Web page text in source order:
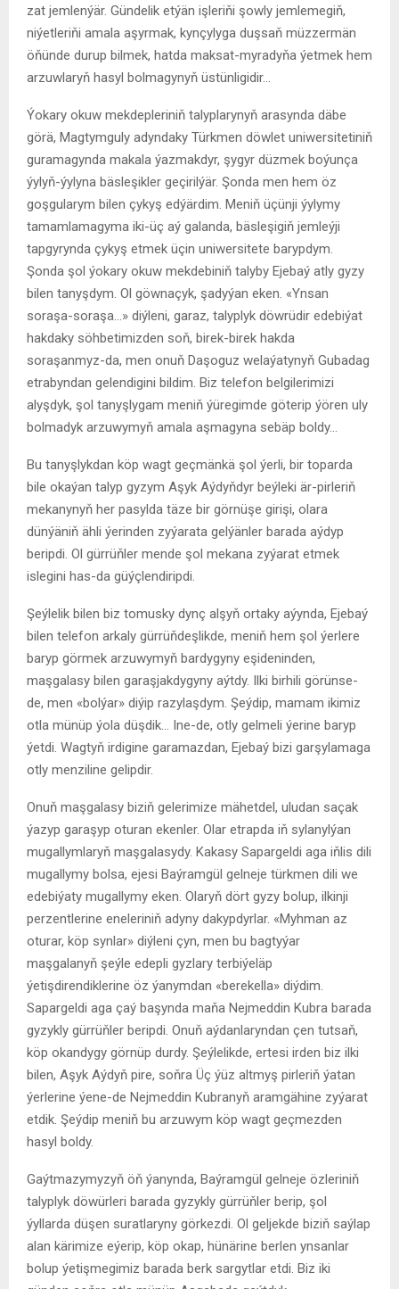
zat jemlenýär. Gündelik etýän işleriňi şowly jemlemegiň,
niýetleriňi amala aşyrmak, kynçylyga duşsaň müzzermän
öňünde durup bilmek, hatda maksat-myradyňa ýetmek hem
arzuwlaryň hasyl bolmagynyň üstünligidir…
Ýokary okuw mekdepleriniň talyplarynyň arasynda däbe
görä, Magtymguly adyndaky Türkmen döwlet uniwersitetiniň
guramagynda makala ýazmakdyr, şygyr düzmek boýunça
ýylyň-ýylyna bäsleşikler geçirilýär. Şonda men hem öz
goşgularym bilen çykyş edýärdim. Meniň üçünji ýylymy
tamamlamagyma iki-üç aý galanda, bäsleşigiň jemleýji
tapgyrynda çykyş etmek üçin uniwersitete barypdym.
Şonda şol ýokary okuw mekdebiniň talyby Ejebaý atly gyzy
bilen tanyşdym. Ol göwnaçyk, şadyýan eken. «Ynsan
soraşa-soraşa…» diýleni, garaz, talyplyk döwrüdir edebiýat
hakdaky söhbetimizden soň, birek-birek hakda
soraşanmyz-da, men onuň Daşoguz welaýatynyň Gubadag
etrabyndan gelendigini bildim. Biz telefon belgilerimizi
alyşdyk, şol tanyşlygam meniň ýüregimde göterip ýören uly
bolmadyk arzuwymyň amala aşmagyna sebäp boldy…
Bu tanyşlykdan köp wagt geçmänkä şol ýerli, bir toparda
bile okaýan talyp gyzym Aşyk Aýdyňdyr beýleki är-pirleriň
mekanynyň her pasylda täze bir görnüşe girişi, olara
dünýäniň ähli ýerinden zyýarata gelýänler barada aýdyp
beripdi. Ol gürrüňler mende şol mekana zyýarat etmek
islegini has-da güýçlendiripdi.
Şeýlelik bilen biz tomusky dynç alşyň ortaky aýynda, Ejebaý
bilen telefon arkaly gürrüňdeşlikde, meniň hem şol ýerlere
baryp görmek arzuwymyň bardygyny eşideninden,
maşgalasy bilen garaşjakdygyny aýtdy. Ilki birhili görünse-
de, men «bolýar» diýip razylaşdym. Şeýdip, mamam ikimiz
otla münüp ýola düşdik… Ine-de, otly gelmeli ýerine baryp
ýetdi. Wagtyň irdigine garamazdan, Ejebaý bizi garşylamaga
otly menziline gelipdir.
Onuň maşgalasy biziň gelerimize mähetdel, uludan saçak
ýazyp garaşyp oturan ekenler. Olar etrapda iň sylanylýan
mugallymlaryň maşgalasydy. Kakasy Sapargeldi aga iňlis dili
mugallymy bolsa, ejesi Baýramgül gelneje türkmen dili we
edebiýaty mugallymy eken. Olaryň dört gyzy bolup, ilkinji
perzentlerine eneleriniň adyny dakypdyrlar. «Myhman az
oturar, köp synlar» diýleni çyn, men bu bagtyýar
maşgalanyň şeýle edepli gyzlary terbiýeläp
ýetişdirendiklerine öz ýanymdan «berekella» diýdim.
Sapargeldi aga çaý başynda maňa Nejmeddin Kubra barada
gyzykly gürrüňler beripdi. Onuň aýdanlaryndan çen tutsaň,
köp okandygy görnüp durdy. Şeýlelikde, ertesi irden biz ilki
bilen, Aşyk Aýdyň pire, soňra Üç ýüz altmyş pirleriň ýatan
ýerlerine ýene-de Nejmeddin Kubranyň aramgähine zyýarat
etdik. Şeýdip meniň bu arzuwym köp wagt geçmezden
hasyl boldy.
Gaýtmazymyzyň öň ýanynda, Baýramgül gelneje özleriniň
talyplyk döwürleri barada gyzykly gürrüňler berip, şol
ýyllarda düşen suratlaryny görkezdi. Ol geljekde biziň saýlap
alan kärimize eýerip, köp okap, hünärine berlen ynsanlar
bolup ýetişmegimiz barada berk sargytlar etdi. Biz iki